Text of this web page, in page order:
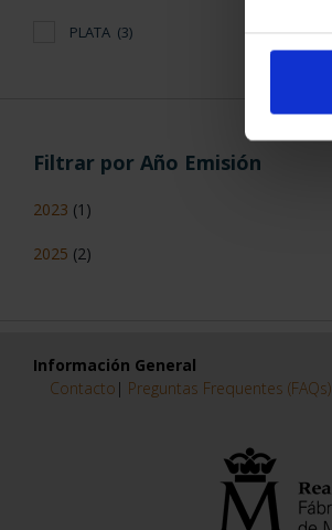
PLATA (3)
Filtrar por Año Emisión
2023 (1)
2025 (2)
Información General
Contacto | Preguntas Frequentes (FAQs)